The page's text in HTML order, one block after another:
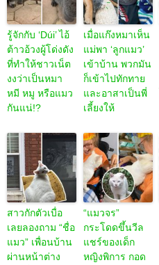
รู้จักกับ ‘Dúi’ ไอ้
ต้าวอ้วงผู้โด่งดัง
ที่ทำให้ชาวเน็ต
งงว่าเป็นหมา
หมี หมู หรือแมว
กันแน่!?
เมื่อแก๊งหมาเห็น
แม่พา ‘ลูกแมว’
เข้าบ้าน พวกมัน
ก็เข้าไปทักทาย
และอาสาเป็นพี่
เลี้ยงให้
สาวกักตัวเบื่อ
เลยลองถาม “ชื่อ
แมว” เพื่อนบ้าน
ผ่านหน้าต่าง
“แมวจร”
กระโดดขึ้นวีล
แชร์ของเด็ก
หญิงพิการ กอด